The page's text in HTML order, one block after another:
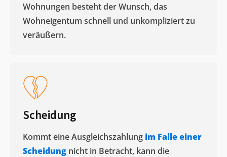
Wohnungen besteht der Wunsch, das
Wohneigentum schnell und unkompliziert zu
veräußern. ​
Scheidung
Kommt eine Ausgleichszahlung im Falle einer
Scheidung nicht in Betracht, kann die